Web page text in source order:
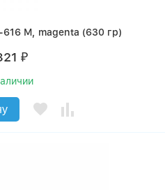
M, magenta (630 гр)
₽